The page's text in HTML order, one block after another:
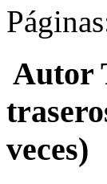
Autor
veces)